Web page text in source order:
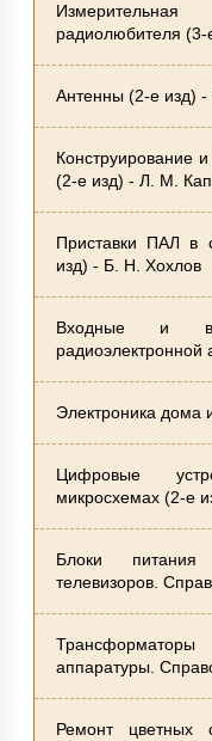
радиолюбителя (3-
Антенны (2-е изд)
Конструирование
(2-е изд) - Л. М.
Приставки ПАЛ в
изд) - Б. Н. Хохлов
Входные и
Электроника дома
Цифровые
микросхемах (2-е
Блоки питания
телевизоров.
аппаратуры.
Ремонт цветных